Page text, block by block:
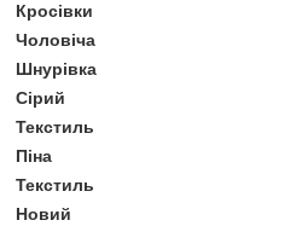
Кросівки
Чоловіча
Шнурівка
Сірий
Текстиль
Піна
Текстиль
Новий